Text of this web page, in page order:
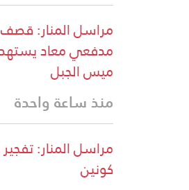
مراسل المنار: قصف
مدفعي معاد
ميس الجبل
منذ ساعة واحدة
مراسل المنار:
كونين